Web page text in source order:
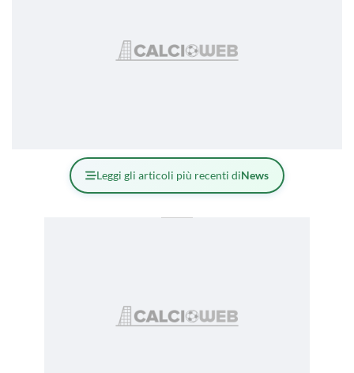
Leggi gli articoli più recenti diNews